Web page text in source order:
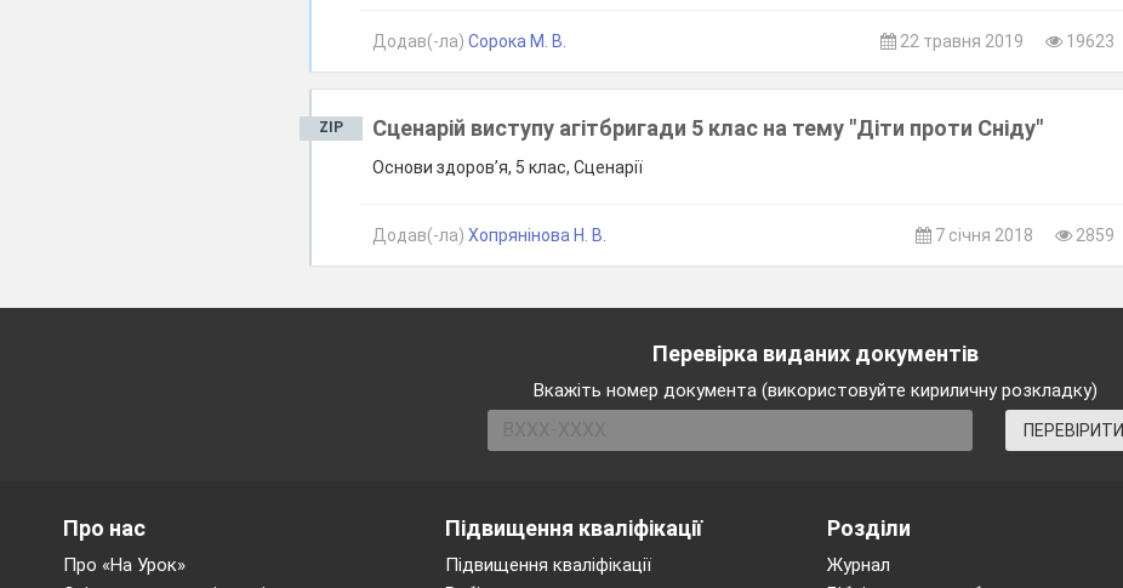
Додав(-ла)Сорока М. В. 22 травня 2019 19623
ZIP Сценарій виступу агітбригади 5 клас на тему "Діти проти Сніду"
Основи здоров’я, 5 клас, Сценарії
Додав(-ла)Хопрянінова Н. В. 7 січня 2018 2859
Перевірка виданих документів
Вкажіть номер документа (використовуйте кириличну розкладку)
ПЕРЕВІРИТИ
Підвищення кваліфікації
Підвищення кваліфікації
Розділи
Журнал
Про нас
Про «На Урок»